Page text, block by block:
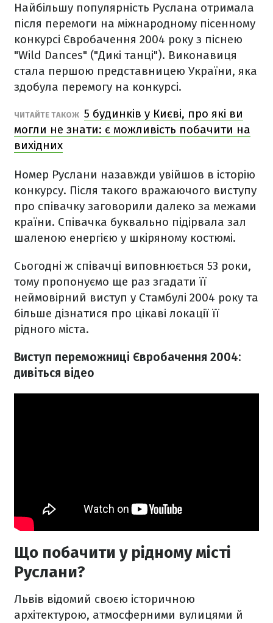
Найбільшу популярність Руслана отримала
після перемоги на міжнародному пісенному
конкурсі Євробачення 2004 року з піснею
"Wild Dances" ("Дикі танці"). Виконавиця
стала першою представницею України, яка
здобула перемогу на конкурсі.
ЧИТАЙТЕ ТАКОЖ 5 будинків у Києві, про які ви
могли не знати: є можливість побачити на
вихідних
Номер Руслани назавжди увійшов в історію
конкурсу. Після такого вражаючого виступу
про співачку заговорили далеко за межами
країни. Співачка буквально підірвала зал
шаленою енергією у шкіряному костюмі.
Сьогодні ж співачці виповнюється 53 роки,
тому пропонуємо ще раз згадати її
неймовірний виступ у Стамбулі 2004 року та
більше дізнатися про цікаві локації її
рідного міста.
Виступ переможниці Євробачення 2004:
дивіться відео
Що побачити у рідному місті
Руслани?
Львів відомий своєю історичною
архітектурою, атмосферними вулицями й